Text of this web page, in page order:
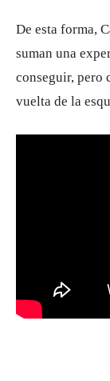
De esta forma,
suman una
conseguir, pero
vuelta de la